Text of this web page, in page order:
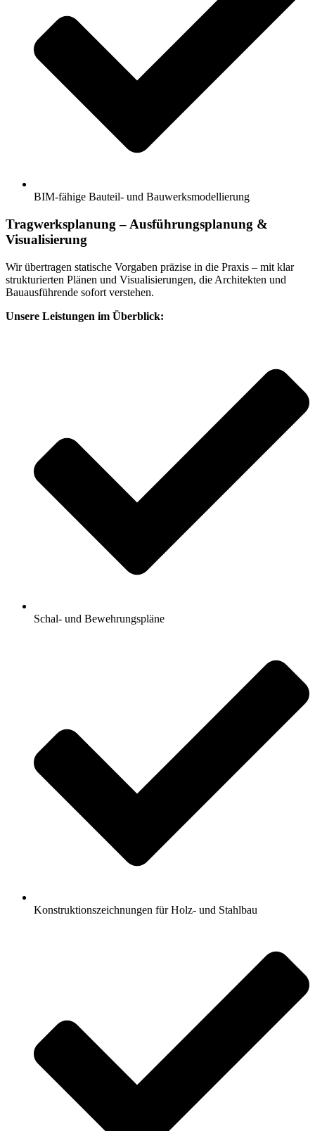
BIM-fähige Bauteil- und Bauwerksmodellierung
Tragwerksplanung – Ausführungsplanung &
Visualisierung
Wir übertragen statische Vorgaben präzise in die Praxis – mit klar
strukturierten Plänen und Visualisierungen, die Architekten und
Bauausführende sofort verstehen.
Unsere Leistungen im Überblick:
Schal- und Bewehrungspläne
Konstruktionszeichnungen für Holz- und Stahlbau